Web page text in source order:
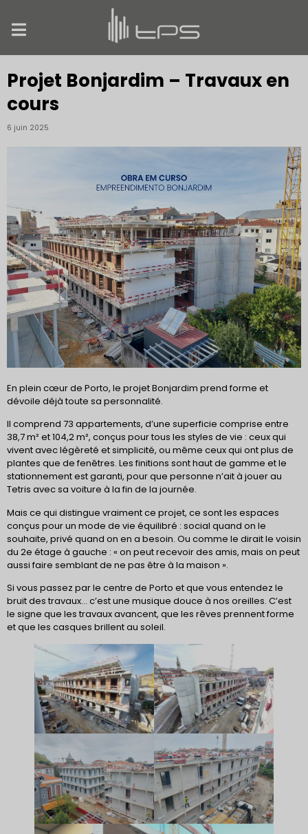
Projet Bonjardim – Travaux en
cours
6 juin 2025
En plein cœur de Porto, le projet Bonjardim prend forme et
dévoile déjà toute sa personnalité.
Il comprend 73 appartements, d’une superficie comprise entre
38,7 m² et 104,2 m², conçus pour tous les styles de vie : ceux qui
vivent avec légèreté et simplicité, ou même ceux qui ont plus de
plantes que de fenêtres. Les finitions sont haut de gamme et le
stationnement est garanti, pour que personne n’ait à jouer au
Tetris avec sa voiture à la fin de la journée.
Mais ce qui distingue vraiment ce projet, ce sont les espaces
conçus pour un mode de vie équilibré : social quand on le
souhaite, privé quand on en a besoin. Ou comme le dirait le voisin
du 2e étage à gauche : « on peut recevoir des amis, mais on peut
aussi faire semblant de ne pas être à la maison ».
Si vous passez par le centre de Porto et que vous entendez le
bruit des travaux… c’est une musique douce à nos oreilles. C’est
le signe que les travaux avancent, que les rêves prennent forme
et que les casques brillent au soleil.